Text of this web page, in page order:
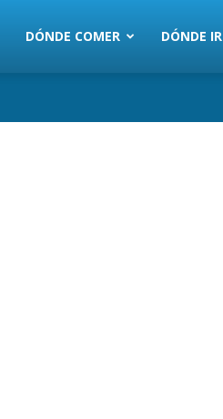
DÓNDE COMER DÓNDE IR